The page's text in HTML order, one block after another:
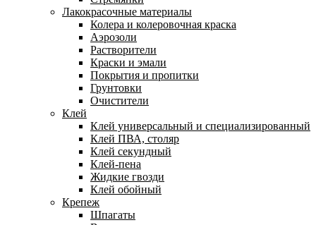
Лакокрасочные материалы
Колера и колеровочная краска
Аэрозоли
Растворители
Краски и эмали
Покрытия и пропитки
Грунтовки
Очистители
Клей
Клей универсальный и специализированный
Клей ПВА, столяр
Клей секундный
Клей-пена
Жидкие гвозди
Клей обойный
Крепеж
Шпагаты